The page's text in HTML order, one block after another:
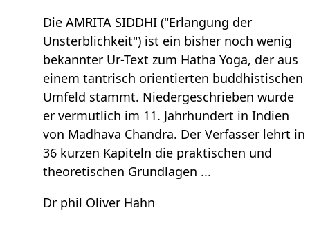
Die AMRITA SIDDHI ("Erlangung der
Unsterblichkeit") ist ein bisher noch wenig
bekannter Ur-Text zum Hatha Yoga, der aus
einem tantrisch orientierten buddhistischen
Umfeld stammt. Niedergeschrieben wurde
er vermutlich im 11. Jahrhundert in Indien
von Madhava Chandra. Der Verfasser lehrt in
36 kurzen Kapiteln die praktischen und
theoretischen Grundlagen ...
Dr phil Oliver Hahn